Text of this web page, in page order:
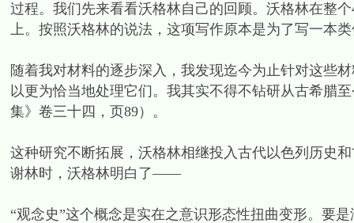
过程。我们先来看看沃格林自己的回顾。沃格林在整
上。按照沃格林的说法，这项写作原本是为了写一
随着我对材料的逐步深入，我发现迄今为止针对这些
以更为恰当地处理它们。我其实不得不钻研从古希腊
集》卷三十四，页89）。
这种研究不断拓展，沃格林相继投入古代以色列历史
谢林时，沃格林明白了——
“观念史”这个概念是实在之意识形态性扭曲变形。要